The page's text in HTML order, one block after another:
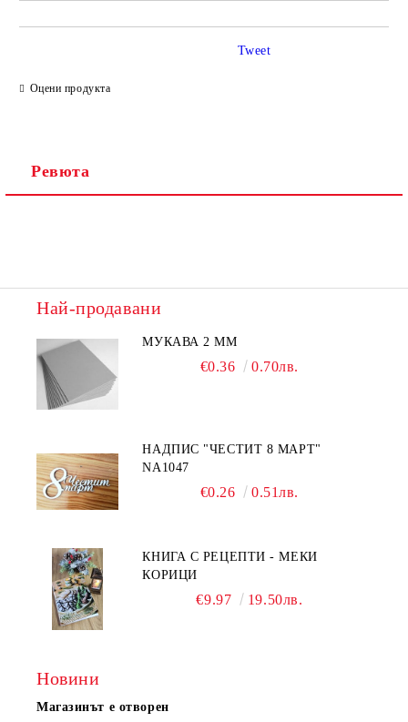
Оцени продукта
Tweet
Ревюта
Най-продавани
МУКАВА 2 ММ
€0.36 0.70лв.
НАДПИС "ЧЕСТИТ 8 МАРТ"
NA1047
€0.26 0.51лв.
КНИГА С РЕЦЕПТИ - МЕКИ
КОРИЦИ
€9.97 19.50лв.
Новини
Магазинът е отворен